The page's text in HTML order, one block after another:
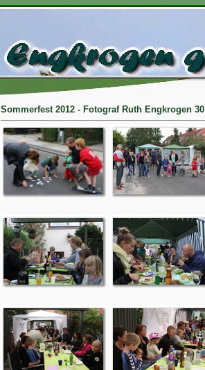
Sommerfest 2012 - Fotograf Ruth Engkrogen 30